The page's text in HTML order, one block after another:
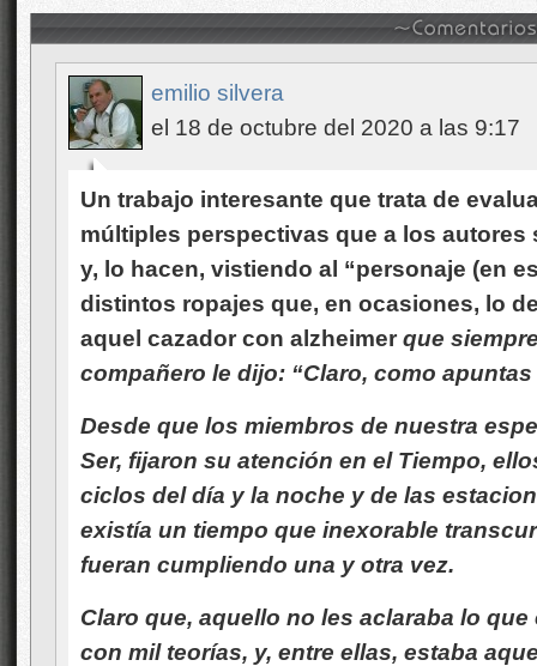
emilio silvera
el 18 de octubre del 2020 a las 9:17
Un trabajo interesante que trata de
múltiples perspectivas que a los autores
y, lo hacen, vistiendo al “personaje (en
distintos ropajes que, en ocasiones, lo
aquel cazador con alzheimer que
compañero le dijo: “Claro, como
Desde que los miembros de nuestra
Ser, fijaron su atención en el Tiempo,
ciclos del día y la noche y de las
existía un tiempo que inexorable
fueran cumpliendo una y otra vez.
Claro que, aquello no les aclaraba lo
con mil teorías, y, entre ellas, estaba